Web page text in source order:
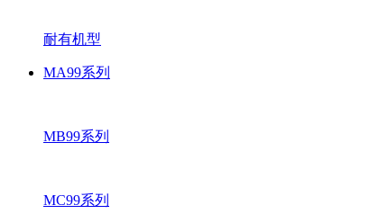
耐有机型
MA99系列
MB99系列
MC99系列